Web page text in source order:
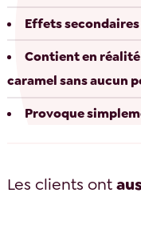
Effets
Contient en
caramel sans aucun
Provoque
Les clients ont